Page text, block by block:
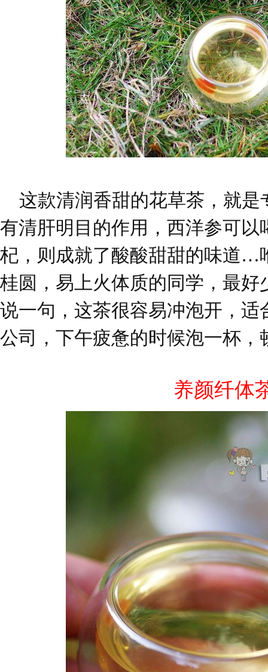
这款清润香甜的花草茶，就是
有清肝明目的作用，西洋参可以
杞，则成就了酸酸甜甜的味道…
桂圆，易上火体质的同学，最好
说一句，这茶很容易冲泡开，适
公司，下午疲惫的时候泡一杯，
养颜纤体